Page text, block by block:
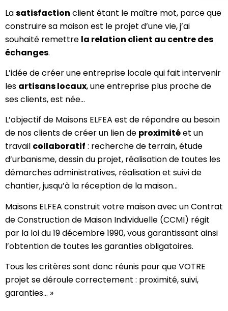
Lasatisfaction client étant le maître mot, parce que
construire sa maison est le projet d’une vie, j’ai
souhaité remettre la relation client au centre des
échanges.
L’idée de créer une entreprise locale qui fait intervenir
les artisans locaux, une entreprise plus proche de
ses clients, est née…
L’objectif de Maisons ELFEA est de répondre au besoin
de nos clients de créer un lien de proximitéet un
travail collaboratif : recherche de terrain, étude
d’urbanisme, dessin du projet, réalisation de toutes les
démarches administratives, réalisation et suivi de
chantier, jusqu’à la réception de la maison…
Maisons ELFEA construit votre maison avec un Contrat
de Construction de Maison Individuelle (CCMI) régit
par la loi du 19 décembre 1990, vous garantissant ainsi
l’obtention de toutes les garanties obligatoires.
Tous les critères sont donc réunis pour que VOTRE
projet se déroule correctement : proximité, suivi,
garanties… »